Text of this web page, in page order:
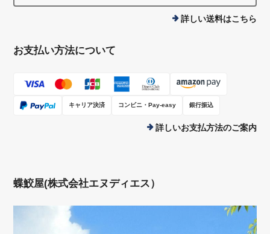
詳しい送料はこちら
お支払い方法について
キャリア決済 コンビニ・Pay-easy 銀行振込
詳しいお支払方法のご案内
蝶鮫屋(株式会社エヌディエス）